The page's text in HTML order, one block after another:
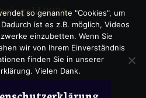
2024
so genannte "Cookies", um
ist es z.B. möglich, Videos
einzubetten. Wenn Sie
wir von Ihrem Einverständnis
finden Sie in unserer
Vielen Dank.